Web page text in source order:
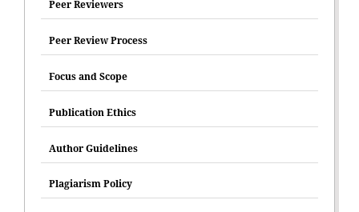
Peer Reviewers
Peer Review Process
Focus and Scope
Publication Ethics
Author Guidelines
Plagiarism Policy